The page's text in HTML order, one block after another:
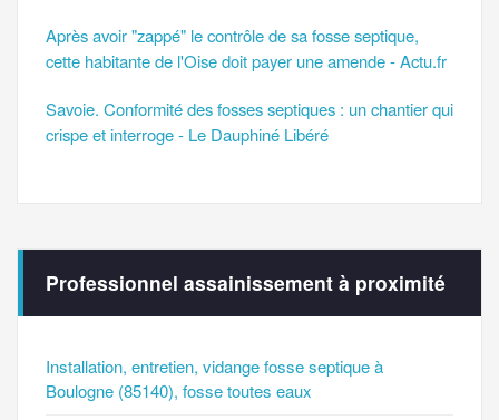
Après avoir "zappé" le contrôle de sa fosse septique,
cette habitante de l'Oise doit payer une amende - Actu.fr
Savoie. Conformité des fosses septiques : un chantier qui
crispe et interroge - Le Dauphiné Libéré
Professionnel assainissement à proximité
Installation, entretien, vidange fosse septique à
Boulogne (85140), fosse toutes eaux